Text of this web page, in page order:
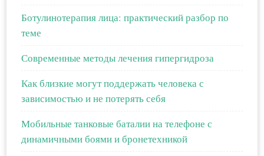
Ботулинотерапия лица: практический разбор по
теме
Современные методы лечения гипергидроза
Как близкие могут поддержать человека с
зависимостью и не потерять себя
Мобильные танковые баталии на телефоне с
динамичными боями и бронетехникой